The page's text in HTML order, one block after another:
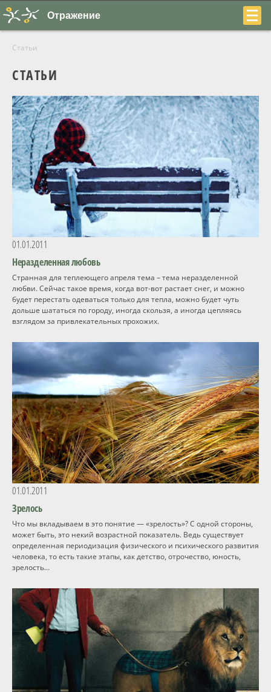
+7
(831)
230-
22-
О центре
Программы
Вебинары
Персоналии
Статьи
Новости
Контакты
Отражение
Статьи
СТАТЬИ
01.01.2011
Неразделенная любовь
Странная для теплеющего апреля тема – тема неразделенной
любви. Сейчас такое время, когда вот-вот растает снег, и можно
будет перестать одеваться только для тепла, можно будет чуть
дольше шататься по городу, иногда скользя, а иногда цепляясь
взглядом за привлекательных прохожих.
01.01.2011
Зрелось
Что мы вкладываем в это понятие — «зрелость»? С одной стороны,
может быть, это некий возрастной показатель. Ведь существует
определенная периодизация физического и психического развития
человека, то есть такие этапы, как детство, отрочество, юность,
зрелость...